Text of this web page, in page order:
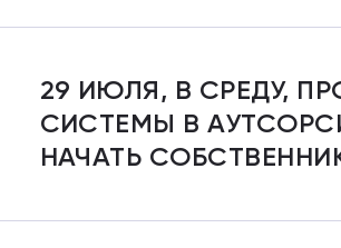
29 ИЮЛЯ, В СРЕДУ,
СИСТЕМЫ В
НАЧАТЬ